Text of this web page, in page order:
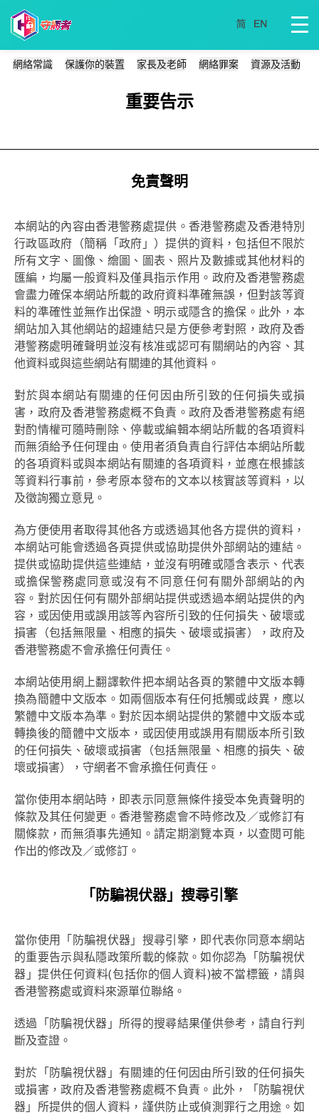
網絡常識 保護你的裝置 家長及老師 網絡罪案 資源及活動
重要告示
免責聲明
本網站的內容由香港警務處提供。香港警務處及香港特別
行政區政府（簡稱「政府」）提供的資料，包括但不限於
所有文字、圖像、繪圖、圖表、照片及數據或其他材料的
匯編，均屬一般資料及僅具指示作用。政府及香港警務處
會盡力確保本網站所載的政府資料準確無誤，但對該等資
料的準確性並無作出保證、明示或隱含的擔保。此外，本
網站加入其他網站的超連結只是方便參考對照，政府及香
港警務處明確聲明並沒有核准或認可有關網站的內容、其
他資料或與這些網站有關連的其他資料。
對於與本網站有關連的任何因由所引致的任何損失或損
害，政府及香港警務處概不負責。政府及香港警務處有絕
對酌情權可隨時刪除、停載或編輯本網站所載的各項資料
而無須給予任何理由。使用者須負責自行評估本網站所載
的各項資料或與本網站有關連的各項資料，並應在根據該
等資料行事前，參考原本發布的文本以核實該等資料，以
及徵詢獨立意見。
為方便使用者取得其他各方或透過其他各方提供的資料，
本網站可能會透過各頁提供或協助提供外部網站的連結。
提供或協助提供這些連結，並沒有明確或隱含表示、代表
或擔保警務處同意或沒有不同意任何有關外部網站的內
容。對於因任何有關外部網站提供或透過本網站提供的內
容，或因使用或誤用該等內容所引致的任何損失、破壞或
損害（包括無限量、相應的損失、破壞或損害），政府及
香港警務處不會承擔任何責任。
本網站使用網上翻譯軟件把本網站各頁的繁體中文版本轉
換為簡體中文版本。如兩個版本有任何抵觸或歧異，應以
繁體中文版本為準。對於因本網站提供的繁體中文版本或
轉換後的簡體中文版本，或因使用或誤用有關版本所引致
的任何損失、破壞或損害（包括無限量、相應的損失、破
壞或損害），守網者不會承擔任何責任。
當你使用本網站時，即表示同意無條件接受本免責聲明的
條款及其任何變更。香港警務處會不時修改及／或修訂有
關條款，而無須事先通知。請定期瀏覽本頁，以查閱可能
作出的修改及／或修訂。
「防騙視伏器」搜尋引擎
當你使用「防騙視伏器」搜尋引擎，即代表你同意本網站
的重要告示與私隱政策所載的條款。如你認為「防騙視伏
器」提供任何資料(包括你的個人資料)被不當標籤，請與
香港警務處或資料來源單位聯絡。
透過「防騙視伏器」所得的搜尋結果僅供參考，請自行判
斷及查證。
對於「防騙視伏器」有關連的任何因由所引致的任何損失
或損害，政府及香港警務處概不負責。此外，「防騙視伏
器」所提供的個人資料，謹供防止或偵測罪行之用途。如